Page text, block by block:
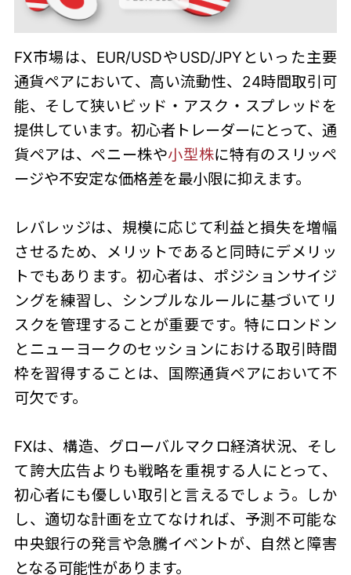
FX市場は、EUR/USDやUSD/JPYといった主要
通貨ペアにおいて、高い流動性、24時間取引可
能、そして狭いビッド・アスク・スプレッドを
提供しています。初心者トレーダーにとって、通
貨ペアは、ペニー株や小型株に特有のスリッペ
ージや不安定な価格差を最小限に抑えます。
レバレッジは、規模に応じて利益と損失を増幅
させるため、メリットであると同時にデメリッ
トでもあります。初心者は、ポジションサイジ
ングを練習し、シンプルなルールに基づいてリ
スクを管理することが重要です。特にロンドン
とニューヨークのセッションにおける取引時間
枠を習得することは、国際通貨ペアにおいて不
可欠です。
FXは、構造、グローバルマクロ経済状況、そし
て誇大広告よりも戦略を重視する人にとって、
初心者にも優しい取引と言えるでしょう。しか
し、適切な計画を立てなければ、予測不可能な
中央銀行の発言や急騰イベントが、自然と障害
となる可能性があります。